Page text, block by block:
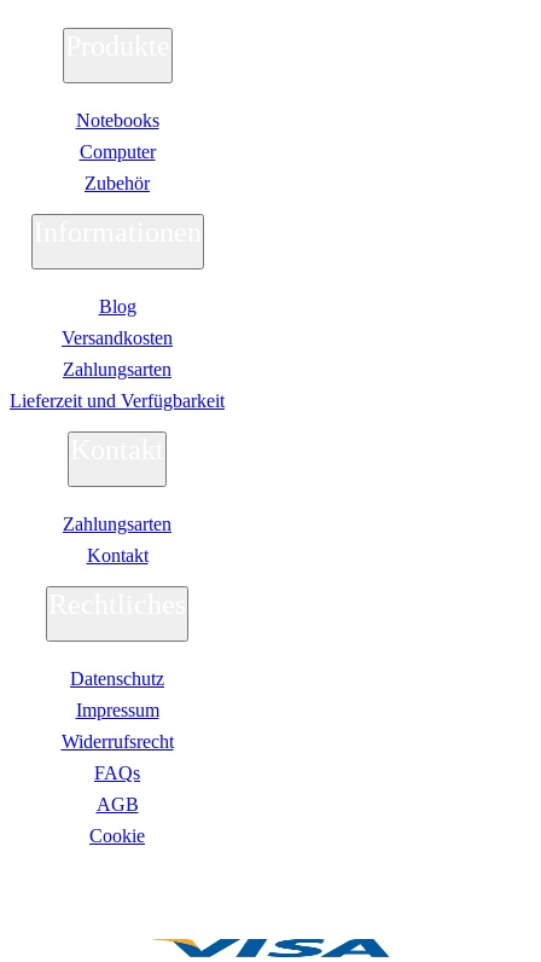
Notebooks
Computer
Zubehör
Blog
Versandkosten
Zahlungsarten
Lieferzeit und Verfügbarkeit
Zahlungsarten
Kontakt
Datenschutz
Impressum
Widerrufsrecht
FAQs
AGB
Сookie